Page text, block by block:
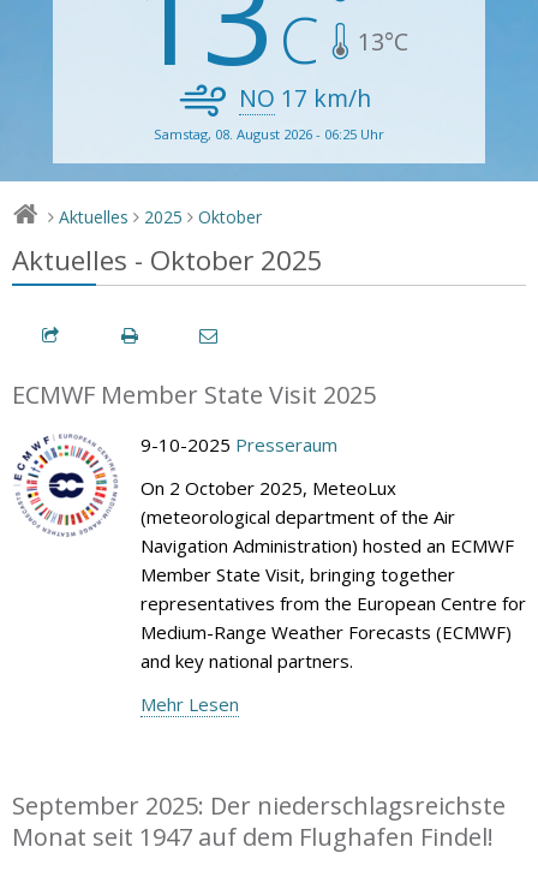
13°C
NO 17 km/h
Samstag, 08. August 2026 - 06:25 Uhr
> Aktuelles > 2025 > Oktober
Aktuelles - Oktober 2025
ECMWF Member State Visit 2025
9-10-2025 Presseraum
On 2 October 2025, MeteoLux
(meteorological department of the Air
Navigation Administration) hosted an ECMWF
Member State Visit, bringing together
representatives from the European Centre for
Medium-Range Weather Forecasts (ECMWF)
and key national partners.
Mehr Lesen
September 2025: Der niederschlagsreichste
Monat seit 1947 auf dem Flughafen Findel!